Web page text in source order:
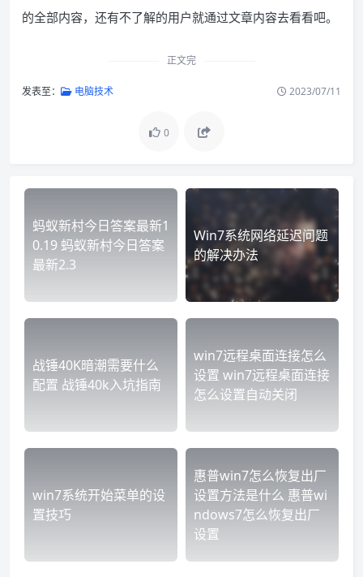
的全部内容，还有不了解的用户就通过文章内容去看看吧。
正文完
发表至： 电脑技术 2023/07/11
0
蚂蚁新村今日答案最新1
0.19 蚂蚁新村今日答案
最新2.3
Win7系统网络延迟问题
的解决办法
战锤40K暗潮需要什么
配置 战锤40k入坑指南
win7远程桌面连接怎么
设置 win7远程桌面连接
怎么设置自动关闭
win7系统开始菜单的设
置技巧
惠普win7怎么恢复出厂
设置方法是什么 惠普wi
ndows7怎么恢复出厂
设置